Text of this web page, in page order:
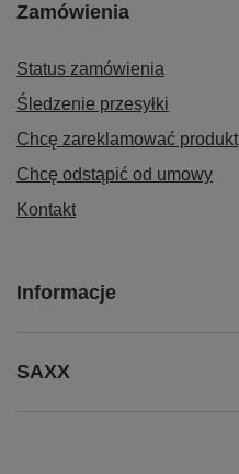
Zamówienia
Status zamówienia
Śledzenie przesyłki
Chcę zareklamować produkt
Chcę odstąpić od umowy
Kontakt
Informacje
SAXX